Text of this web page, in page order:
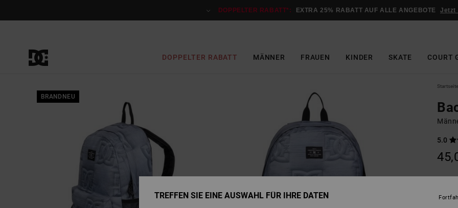
DOPPELTER RABATT*: EXTRA 25% RABATT AUF ALLE ANGEBOTE Jetzt
DOPPELTER RABATT MÄNNER FRAUEN KINDER SKATE COURT
BRANDNEU
Startseite
5.0
TREFFEN SIE EINE AUSWAHL FÜR IHRE DATEN